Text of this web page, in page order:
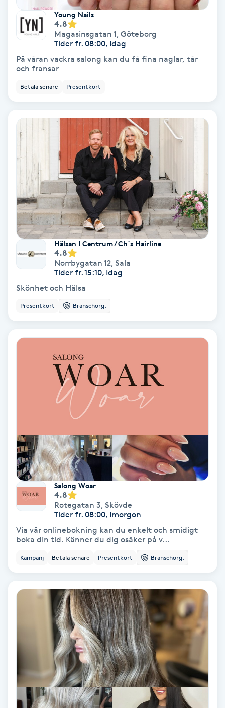
Extensions
Extensions borttagning
Eyeliner-tatuering
Face framing
Faceliftmassage
Fet hårbotten
Fettreducering
Fibromassage
Fillers
Fotmassage
Fransborttagning
Fransförlängning
Fransförlängning Megavolym
Fransförlängning Volym
Fransk manikyr
Friskvårdsmassage
Funktionsanalys
Young Nails
4.8
Magasinsgatan 1, Göteborg
Tider fr. 08:00, Idag
På våran vackra salong kan du få fina naglar, tår
och fransar
Betala senare Presentkort
Hälsan I Centrum / Ch´s Hairline
4.8
Norrbygatan 12, Sala
Tider fr. 15:10, Idag
Skönhet och Hälsa
Presentkort Branschorg.
Salong Woar
4.8
Rotegatan 3, Skövde
Tider fr. 08:00, Imorgon
Via vår onlinebokning kan du enkelt och smidigt
boka din tid. Känner du dig osäker på v...
Kampanj Betala senare Presentkort Branschorg.